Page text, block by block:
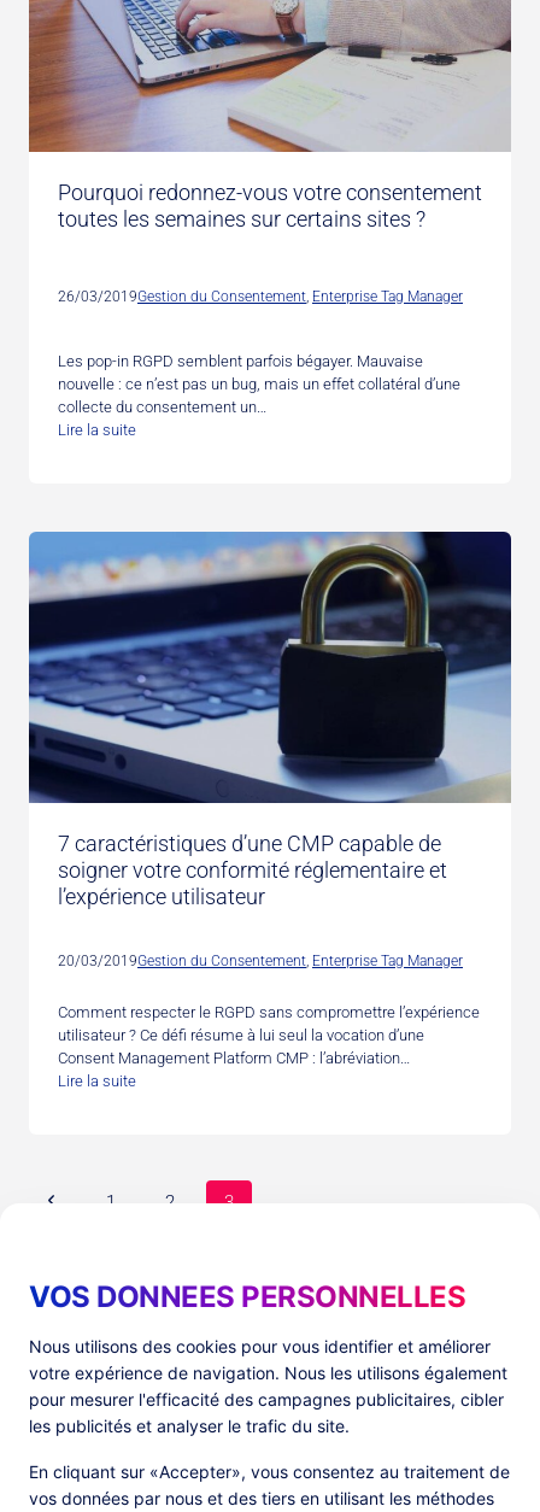
VOS DONNEES PERSONNELLES
Nous utilisons des cookies pour vous identifier et améliorer
votre expérience de navigation. Nous les utilisons également
pour mesurer l'efficacité des campagnes publicitaires, cibler
les publicités et analyser le trafic du site.
En cliquant sur «Accepter», vous consentez au traitement de
vos données par nous et des tiers en utilisant les méthodes
Pourquoi redonnez-vous votre consentement
toutes les semaines sur certains sites ?
26/03/2019Gestion du Consentement Enterprise Tag Manager
Les pop-in RGPD semblent parfois bégayer. Mauvaise
nouvelle : ce n’est pas un bug, mais un effet collatéral d’une
collecte du consentement un…
Lire la suite
7 caractéristiques d’une CMP capable de
soigner votre conformité réglementaire et
l’expérience utilisateur
20/03/2019Gestion du Consentement Enterprise Tag Manager
Comment respecter le RGPD sans compromettre l’expérience
utilisateur ? Ce défi résume à lui seul la vocation d’une
Consent Management Platform CMP : l’abréviation…
Lire la suite
Navigation
page
Page
1 2 3
Produits
PlatformX Server-Side Tracking
Adloop Media Optimisation
PlatformX Real Time CDP
Ressources
The ⚛ Quantum Lounge
Customer Stories
Fiches Produits